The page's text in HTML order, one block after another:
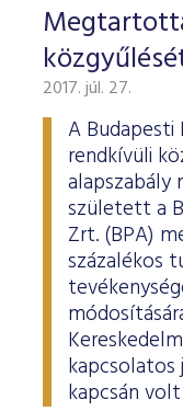
2017. júl. 27.
A Budapesti
rendkívüli
született a
Zrt. (BPA)
százalékos
kapcsolatos
kapcsán